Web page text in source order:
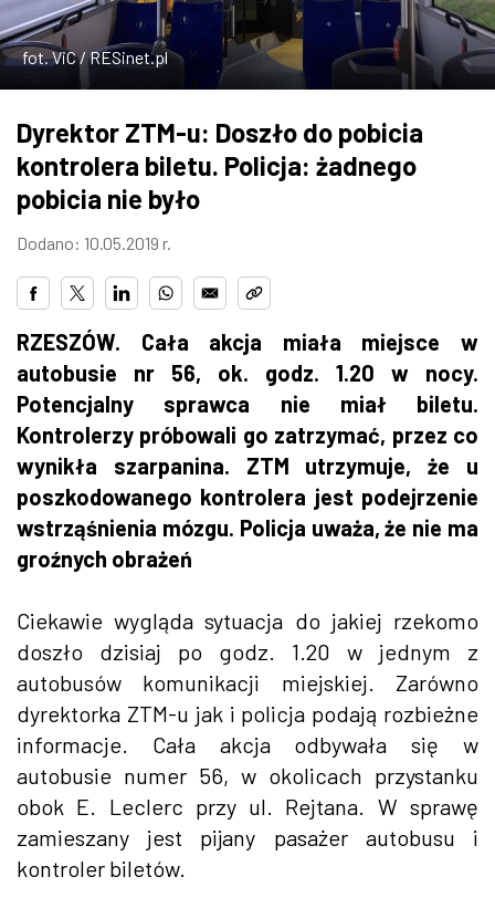
ZDJĘCIA
W RZESZOWIE
fot. ViC / RESinet.pl
Dyrektor ZTM-u: Doszło do pobicia
kontrolera biletu. Policja: żadnego
pobicia nie było
Dodano: 10.05.2019 r.
RZESZÓW. Cała akcja miała miejsce w
autobusie nr 56, ok. godz. 1.20 w nocy.
Potencjalny sprawca nie miał biletu.
Kontrolerzy próbowali go zatrzymać, przez co
wynikła szarpanina. ZTM utrzymuje, że u
poszkodowanego kontrolera jest podejrzenie
wstrząśnienia mózgu. Policja uważa, że nie ma
groźnych obrażeń
Ciekawie wygląda sytuacja do jakiej rzekomo
doszło dzisiaj po godz. 1.20 w jednym z
autobusów komunikacji miejskiej. Zarówno
dyrektorka ZTM-u jak i policja podają rozbieżne
informacje. Cała akcja odbywała się w
autobusie numer 56, w okolicach przystanku
obok E. Leclerc przy ul. Rejtana. W sprawę
zamieszany jest pijany pasażer autobusu i
kontroler biletów.